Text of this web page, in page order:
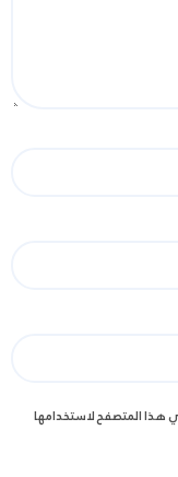
هذا المتصفح لاستخدامها